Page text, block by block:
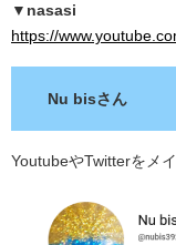
▼nasasi
https://
Nu bisさん
YoutubeやTwitterをメ